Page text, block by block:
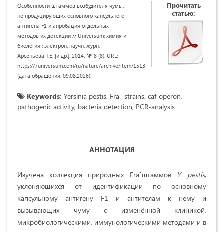
Особенности штаммов возбудителя чумы,
не продуцирующих основного капсульного
антигена F1 и апробация отдельных
методов их детекции // Universum: химия и
биология : электрон. научн. журн.
Арсеньева Т.Е. [и др.]. 2014. № 8 (8). URL:
https://7universum.com/ru/nature/archive/item/1513
(дата обращения: 09.08.2026).
Прочитать
статью:
Keywords: Yersinia pestis, Fra- strains, сaf-operon,
pathogenic activity, bacteria detection, PCR-analysis
АННОТАЦИЯ
Изучена коллекция природных Fra-штаммовY. pestis,
уклоняющихся от идентификации по основному
капсульному антигену F1 и антителам к нему и
вызывающих чуму с изменённой клиникой,
микробиологическими, иммунологическими методами и в